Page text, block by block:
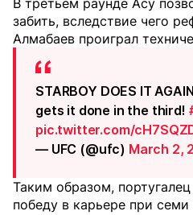
В третьем раунде Асу
забить, вследствие чего
Алмабаев проиграл
STARBOY DOES IT
gets it done in the third!
pic.twitter.com/
— UFC (@ufc) March 2,
Таким образом,
победу в карьере при